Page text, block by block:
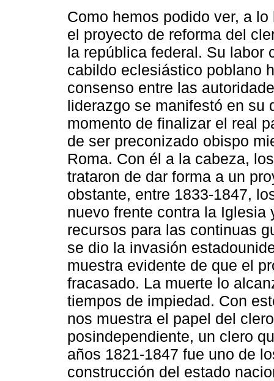
Como hemos podido ver, a
el proyecto de reforma del
la república federal. Su labor
cabildo eclesiástico poblano
consenso entre las
liderazgo se manifestó en su
momento de finalizar el real
de ser preconizado obispo
Roma. Con él a la cabeza,
trataron de dar forma a un
obstante, entre 1833-1847,
nuevo frente contra la
recursos para las continuas
se dio la invasión
muestra evidente de que el
fracasado. La muerte lo
tiempos de impiedad. Con
nos muestra el papel del
posindependiente, un clero
años 1821-1847 fue uno de
construcción del estado